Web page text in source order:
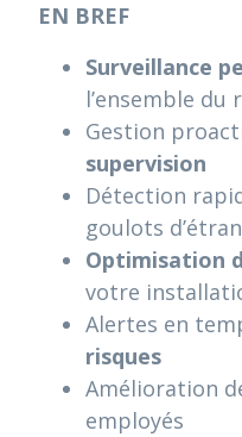
EN BREF
Surveillance
l’ensemble
Gestion
supervision
Détection
goulots
Optimisation
votre
Alertes en
risques
Amélioration
employés